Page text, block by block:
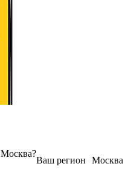
Москва
Ваш регион
Москва?